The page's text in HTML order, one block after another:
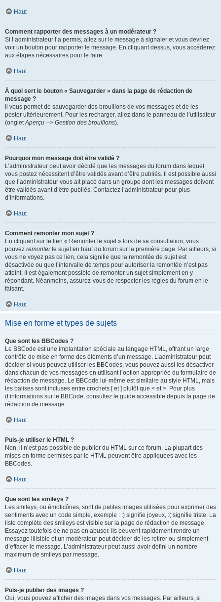
Haut
Comment rapporter des messages à un modérateur ?
Si l’administrateur l’a permis, allez sur le message à signaler et vous devriez
voir un bouton pour rapporter le message. En cliquant dessus, vous accéderez
aux étapes nécessaires pour le faire.
Haut
À quoi sert le bouton « Sauvegarder » dans la page de rédaction de
message ?
Il vous permet de sauvegarder des brouillons de vos messages et de les
poster ultérieurement. Pour les recharger, allez dans le panneau de l’utilisateur
(ongletAperçu --> Gestion des brouillons).
Haut
Pourquoi mon message doit être validé ?
L’administrateur peut avoir décidé que les messages du forum dans lequel
vous postez nécessitent d’être validés avant d’être publiés. Il est possible aussi
que l’administrateur vous ait placé dans un groupe dont les messages doivent
être validés avant d’être publiés. Contactez l’administrateur pour plus
d’informations.
Haut
Comment remonter mon sujet ?
En cliquant sur le lien « Remonter le sujet » lors de sa consultation, vous
pouvez remonterle sujet en haut du forum sur la première page. Par ailleurs, si
vous ne voyez pas ce lien, cela signifie que la remontée de sujet est
désactivée ou que l’intervalle de temps pour autoriser la remontée n’est pas
atteint. Il est également possible de remonter un sujet simplement en y
répondant. Néanmoins, assurez-vous de respecter les règles du forum en le
faisant.
Haut
Mise en forme et types de sujets
Que sont les BBCodes ?
Le BBCode est une implantation spéciale au langage HTML, offrant un large
contrôle de mise en forme des éléments d’un message. L’administrateur peut
décider si vous pouvez utiliser les BBCodes, vous pouvez aussi les désactiver
dans chacun de vos messages en utilisant l’option appropriée du formulaire de
rédaction de message. Le BBCode lui-même est similaire au style HTML, mais
les balises sont incluses entre crochets [ et ] plutôt que < et >. Pour plus
d’informations sur le BBCode, consultez le guide accessible depuis la page de
rédaction de message.
Haut
Puis-je utiliser le HTML ?
Non, il n’est pas possible de publier du HTML sur ce forum. La plupart des
mises en forme permises par le HTML peuvent être appliquées avec les
BBCodes.
Haut
Que sont les smileys ?
Les smileys, ou émoticônes, sont de petites images utilisées pour exprimer des
sentiments avec un code simple, exemple : :) signifie joyeux, :( signifie triste. La
liste complète des smileys est visible sur la page de rédaction de message.
Essayez toutefois de ne pas en abuser. Ils peuvent rapidement rendre un
message illisible et un modérateur peut décider de les retirer ou simplement
d’effacer le message. L’administrateur peut aussi avoir défini un nombre
maximum de smileys par message.
Haut
Puis-je publier des images ?
Oui, vous pouvez afficher des images dans vos messages. Par ailleurs, si